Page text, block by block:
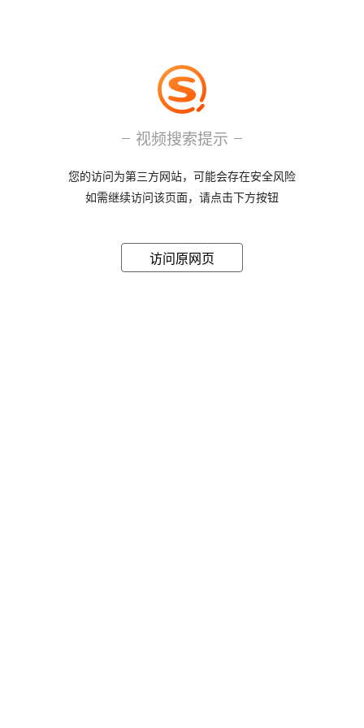
视频搜索提示
您的访问为第三方网站，可能会存在安全风险
如需继续访问该页面，请点击下方按钮
访问原网页